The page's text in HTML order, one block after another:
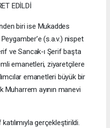
EDİLDİ
biri ise Mukaddes
(s.a.v.) nispet
ve Sancak-ı Şerif başta
emanetleri, ziyaretçilere
emanetleri büyük bir
Muharrem ayının manevi
gerçekleştirildi.